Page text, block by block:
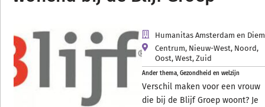
Humanitas Amsterdam en
Centrum, Nieuw-West, Noord,
Oost,West,Zuid
Ander thema, Gezondheid en welzijn
Verschil maken voor een vrouw
die bij de Blijf Groep woont? Je